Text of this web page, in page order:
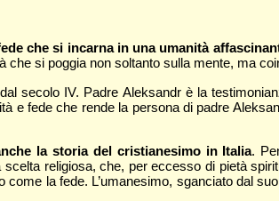
che si incarna in una umanità
si poggia non soltanto sulla mente, ma
secolo IV. Padre Aleksandr è la
e fede che rende la persona di padre
la storia del cristianesimo in Italia.
religiosa, che, per eccesso di pietà
la fede. L’umanesimo, sganciato dal